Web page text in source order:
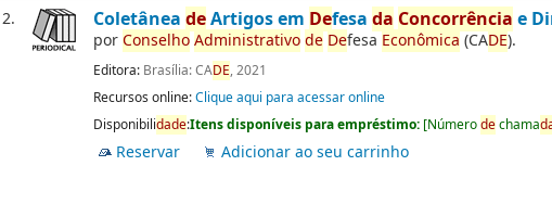
2. ColetâneadeArtigos em Defesada Concorrência e
porConselhoAdministrativode Defesa Econômica (CADE).
Editora: Brasília: CADE, 2021
Recursos online:Clique aqui para acessar online
Disponibilidade:Itens disponíveis para empréstimo: [Númerodechama
Reservar Adicionar ao seu carrinho